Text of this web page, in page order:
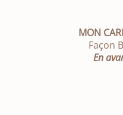
MON
Façon
En